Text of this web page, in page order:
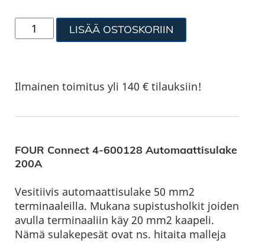
LISÄÄ OSTOSKORIIN
Ilmainen toimitus yli 140 € tilauksiin!
FOUR Connect 4-600128 Automaattisulake
200A
Vesitiivis automaattisulake 50 mm2
terminaaleilla. Mukana supistusholkit joiden
avulla terminaaliin käy 20 mm2 kaapeli.
Nämä sulakepesät ovat ns. hitaita malleja